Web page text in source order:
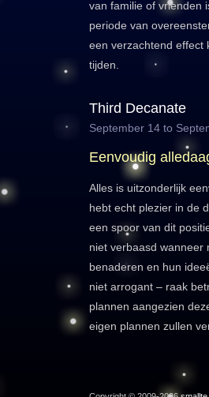
van familie of vrienden
periode van
een verzachtend effect
tijden.
Third Decanate
September 14 to
Eenvoudig
Alles is uitzonderlijk
hebt echt plezier in de
een spoor van dit
niet verbaasd wanneer
benaderen en hun
niet arrogant – raak
plannen aangezien
eigen plannen zullen